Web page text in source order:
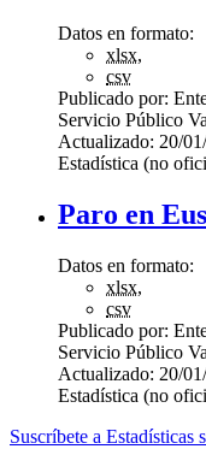
Datos en formato:
xlsx,
csv
Publicado por:
Servicio Público
Actualizado: 20/
Estadística (no
Paro en
Datos en formato:
xlsx,
csv
Publicado por:
Servicio Público
Actualizado: 20/
Estadística (no
Suscríbete a Estadísticas